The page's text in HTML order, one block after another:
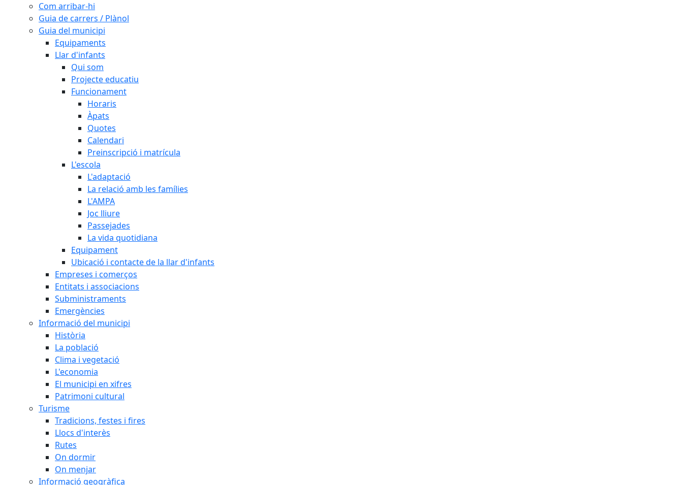
Com arribar-hi
Guia de carrers / Plànol
Guia del municipi
Equipaments
Llar d'infants
Qui som
Projecte educatiu
Funcionament
Horaris
Àpats
Quotes
Calendari
Preinscripció i matrícula
L'escola
L'adaptació
La relació amb les famílies
L'AMPA
Joc lliure
Passejades
La vida quotidiana
Equipament
Ubicació i contacte de la llar d'infants
Empreses i comerços
Entitats i associacions
Subministraments
Emergències
Informació del municipi
Història
La població
Clima i vegetació
L'economia
El municipi en xifres
Patrimoni cultural
Turisme
Tradicions, festes i fires
Llocs d'interès
Rutes
On dormir
On menjar
Informació geogràfica